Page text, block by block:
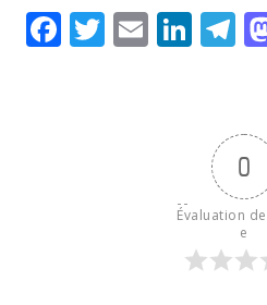
Facebook
Twitter
Email
0
Évaluation
e